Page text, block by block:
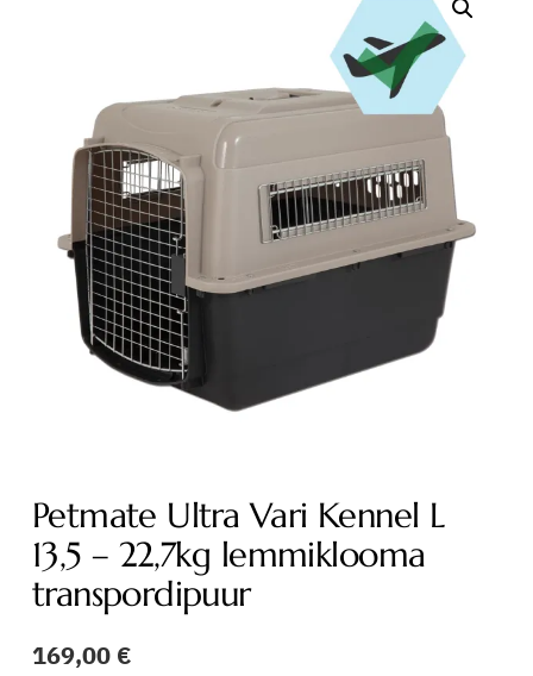
Petmate Ultra Vari Kennel L
13,5 – 22,7kg lemmiklooma
transpordipuur
169,00 €